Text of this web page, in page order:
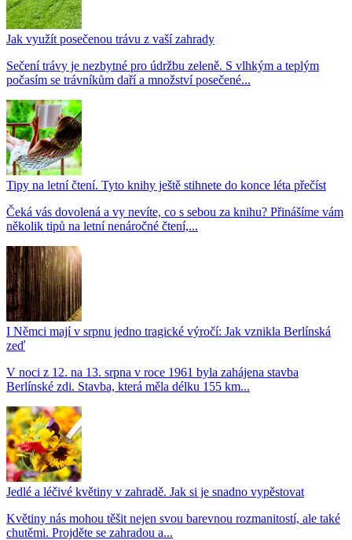
Jak využít posečenou trávu z vaší zahrady
Sečení trávy je nezbytné pro údržbu zeleně. S vlhkým a teplým
počasím se trávníkům daří a množství posečené...
Tipy na letní čtení. Tyto knihy ještě stihnete do konce léta přečíst
Čeká vás dovolená a vy nevíte, co s sebou za knihu? Přinášíme vám
několik tipů na letní nenáročné čtení,...
I Němci mají v srpnu jedno tragické výročí: Jak vznikla Berlínská
zeď
V noci z 12. na 13. srpna v roce 1961 byla zahájena stavba
Berlínské zdi. Stavba, která měla délku 155 km...
Jedlé a léčivé květiny v zahradě. Jak si je snadno vypěstovat
Květiny nás mohou těšit nejen svou barevnou rozmanitostí, ale také
chutěmi. Projděte se zahradou a...